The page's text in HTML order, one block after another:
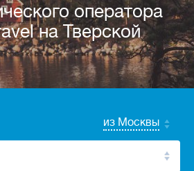
оператора
на Тверской
из Москвы